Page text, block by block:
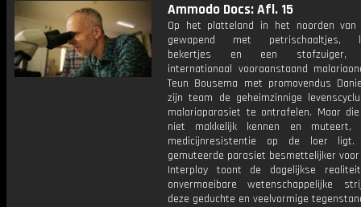
Ammodo Docs: Afl. 15
Op het platteland in het noorden van
gewapend met petrischaaltjes,
bekertjes en een stofzuiger,
internationaal vooraanstaand
Teun Bousema met promovendus
zijn team de geheimzinnige
malariaparasiet te ontrafelen. Maar
niet makkelijk kennen en muteert,
medicijnresistentie op de loer
gemuteerde parasiet besmettelijker
Interplay toont de dagelijkse
onvermoeibare wetenschappelijke
deze geduchte en veelvormige